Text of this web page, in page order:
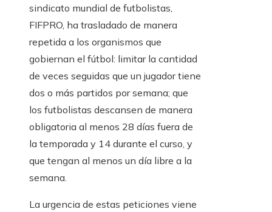
sindicato mundial de futbolistas,
FIFPRO, ha trasladado de manera
repetida a los organismos que
gobiernan el fútbol: limitar la cantidad
de veces seguidas que un jugador tiene
dos o más partidos por semana; que
los futbolistas descansen de manera
obligatoria al menos 28 días fuera de
la temporada y 14 durante el curso, y
que tengan al menos un día libre a la
semana.
La urgencia de estas peticiones viene